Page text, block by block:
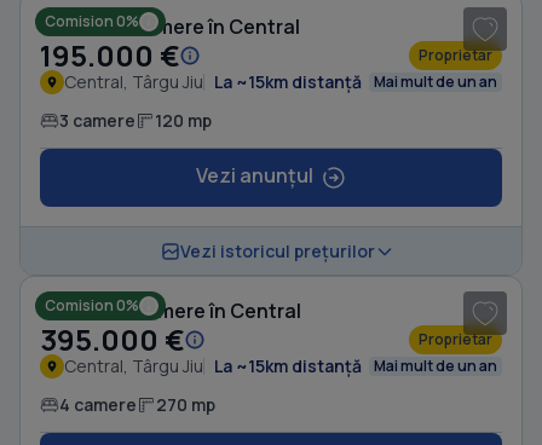
Comision 0%
Casă cu 3 camere în Central
195.000 € Proprietar
Central, Târgu Jiu La ~15km distanță Mai mult de un an
3 camere 120 mp
Vezi anunțul
Vezi istoricul prețurilor
Comision 0%
Casă cu 4 camere în Central
395.000 € Proprietar
Central, Târgu Jiu La ~15km distanță Mai mult de un an
4 camere 270 mp